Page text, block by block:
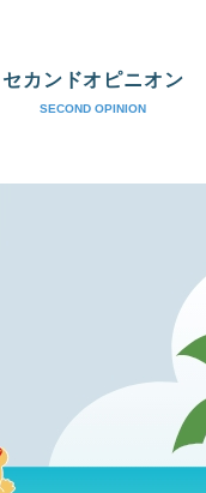
セカンドオピニオン
SECOND OPINION